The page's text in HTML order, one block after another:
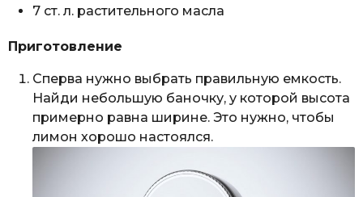
7 ст. л. растительного масла
Приготовление
Сперва нужно выбрать правильную емкость.
Найди небольшую баночку, у которой высота
примерно равна ширине. Это нужно, чтобы
лимон хорошо настоялся.